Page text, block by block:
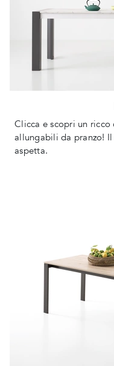
Clicca e scopri un
allungabili da pranzo!
aspetta.